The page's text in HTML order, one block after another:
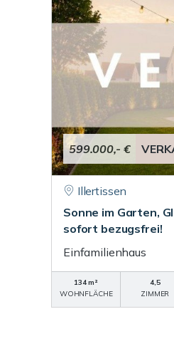
599.000,- €
Illertissen
Sonne im Garten,
sofort bezugsfrei!
Einfamilienhaus
134 m²
WOHNFLÄCHE
4,5
ZIMMER